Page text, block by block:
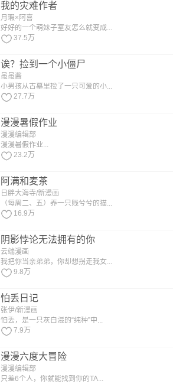
我的灾难作者
月瑕×阿喜
好好的一个萌妹子室友怎么就变成...
37.5万
诶？捡到一个小僵尸
虽虽酱
小男孩从古墓里捡了一只可爱的小...
27.7万
漫漫暑假作业
漫漫编辑部
漫漫暑假作业...
23.2万
阿满和麦茶
日胖大海寺/新漫画
（每周二、五）养一只贱兮兮的猫...
16.9万
阴影悖论无法拥有的你
云端漫画
我把你当亲弟弟，你却想拐走我女...
9.8万
怕丢日记
张伊/新漫画
怕丢，是一只灰白混的“纯种”中...
7.9万
漫漫六度大冒险
漫漫编辑部
只差6个人，你就能找到你的TA...